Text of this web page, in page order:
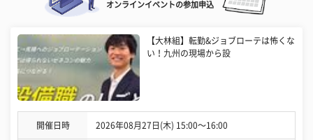
オンラインイベントの参加申込
【大林組】転勤&ジョブローテは怖くな
い！九州の現場から設
開催日時 2026年08月27日(木) 15:00〜16:00